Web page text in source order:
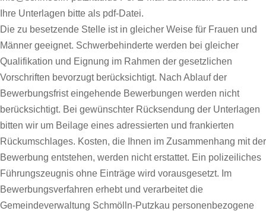
Ihre Unterlagen bitte als pdf-Datei.
Die zu besetzende Stelle ist in gleicher Weise für Frauen und
Männer geeignet. Schwerbehinderte werden bei gleicher
Qualifikation und Eignung im Rahmen der gesetzlichen
Vorschriften bevorzugt berücksichtigt. Nach Ablauf der
Bewerbungsfrist eingehende Bewerbungen werden nicht
berücksichtigt. Bei gewünschter Rücksendung der Unterlagen
bitten wir um Beilage eines adressierten und frankierten
Rückumschlages. Kosten, die Ihnen im Zusammenhang mit der
Bewerbung entstehen, werden nicht erstattet. Ein polizeiliches
Führungszeugnis ohne Einträge wird vorausgesetzt. Im
Bewerbungsverfahren erhebt und verarbeitet die
Gemeindeverwaltung Schmölln-Putzkau personenbezogene